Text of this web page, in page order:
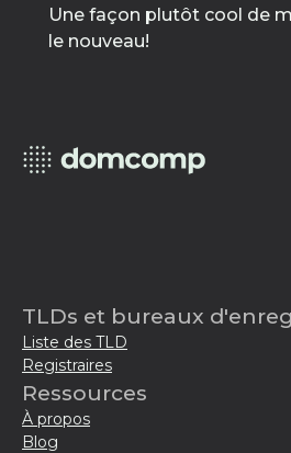
Une façon plutôt cool de
le nouveau!
TLDs et bureaux
Liste des TLD
Registraires
Ressources
À propos
Blog